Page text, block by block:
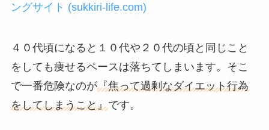
ングサイト (sukkiri-life.com)
４０代頃になると１０代や２０代の頃と同じこと
をしても痩せるペースは落ちてしまいます。そこ
で一番危険なのが『焦って過剰なダイエット行為
をしてしまうこと』です。